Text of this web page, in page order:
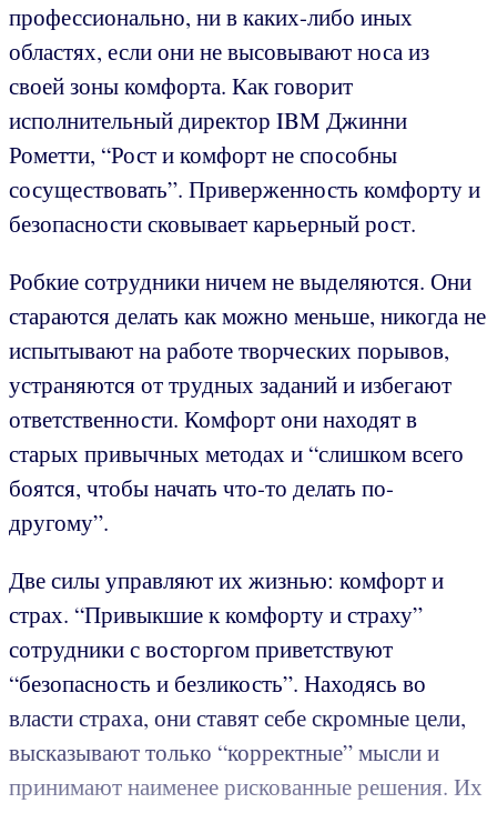
профессионально, ни в каких-либо иных
областях, если они не высовывают носа из
своей зоны комфорта. Как говорит
исполнительный директор IBM Джинни
Рометти, “Рост и комфорт не способны
сосуществовать”. Приверженность комфорту и
безопасности сковывает карьерный рост.
Робкие сотрудники ничем не выделяются. Они
стараются делать как можно меньше, никогда не
испытывают на работе творческих порывов,
устраняются от трудных заданий и избегают
ответственности. Комфорт они находят в
старых привычных методах и “слишком всего
боятся, чтобы начать что-то делать по-
другому”.
Две силы управляют их жизнью: комфорт и
страх. “Привыкшие к комфорту и страху”
сотрудники с восторгом приветствуют
“безопасность и безликость”. Находясь во
власти страха, они ставят себе скромные цели,
высказывают только “корректные” мысли и
принимают наименее рискованные решения. Их